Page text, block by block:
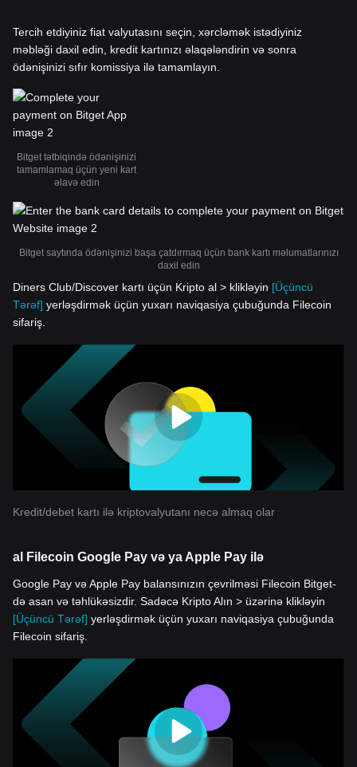
Tercih etdiyiniz fiat valyutasını seçin, xərcləmək istədiyiniz
məbləği daxil edin, kredit kartınızı əlaqələndirin və sonra
ödənişinizi sıfır komissiya ilə tamamlayın.
Bitget tətbiqində ödənişinizi
tamamlamaq üçün yeni kart
əlavə edin
Bitget saytında ödənişinizi başa çatdırmaq üçün bank kartı məlumatlarınızı
daxil edin
Diners Club/Discover kartı üçün Kripto al > klikləyin [Üçüncü
Tərəf] yerləşdirmək üçün yuxarı naviqasiya çubuğunda Filecoin
sifariş.
Kredit/debet kartı ilə kriptovalyutanı necə almaq olar
al Filecoin Google Pay və ya Apple Pay ilə
Google Pay və Apple Pay balansınızın çevrilməsi Filecoin Bitget-
də asan və təhlükəsizdir. Sadəcə Kripto Alın > üzərinə klikləyin
[Üçüncü Tərəf] yerləşdirmək üçün yuxarı naviqasiya çubuğunda
Filecoin sifariş.